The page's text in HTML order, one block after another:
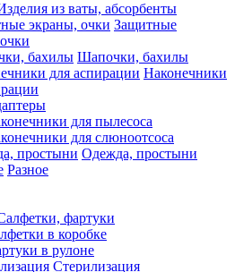
из ваты, абсорбенты
Защитные
Шапочки, бахилы
Наконечники
для пылесоса
для слюноотсоса
Одежда, простыни
Разное
фартуки
в коробке
в рулоне
Стерилизация